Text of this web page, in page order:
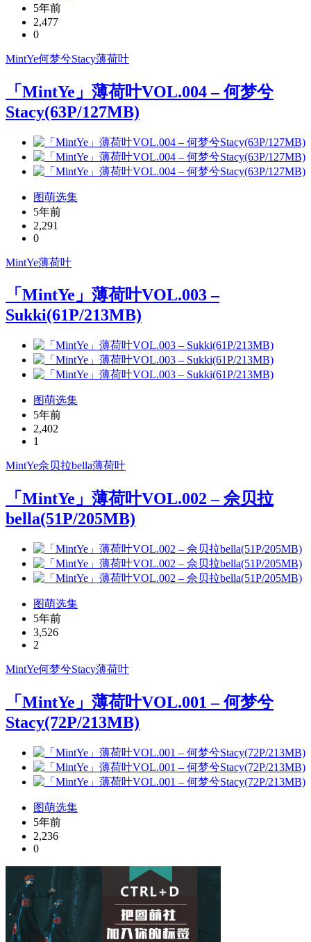
5年前
2,477
0
MintYe何梦兮Stacy薄荷叶
「MintYe」薄荷叶VOL.004 – 何梦兮
Stacy(63P/127MB)
图萌选集
5年前
2,291
0
MintYe薄荷叶
「MintYe」薄荷叶VOL.003 –
Sukki(61P/213MB)
图萌选集
5年前
2,402
1
MintYe佘贝拉bella薄荷叶
「MintYe」薄荷叶VOL.002 – 佘贝拉
bella(51P/205MB)
图萌选集
5年前
3,526
2
MintYe何梦兮Stacy薄荷叶
「MintYe」薄荷叶VOL.001 – 何梦兮
Stacy(72P/213MB)
图萌选集
5年前
2,236
0